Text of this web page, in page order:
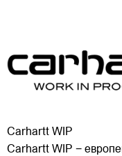
Carhartt WIP
Carhartt WIP −